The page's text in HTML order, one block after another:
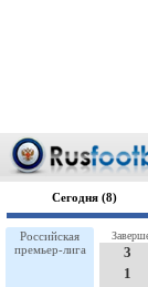
Сегодня (8)
Российская
премьер-лига
3
1